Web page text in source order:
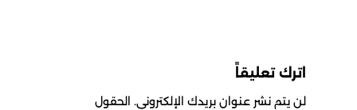
اترك تعليقاً
لن يتم نشر عنوان بريدك الإلكتروني. الحقول